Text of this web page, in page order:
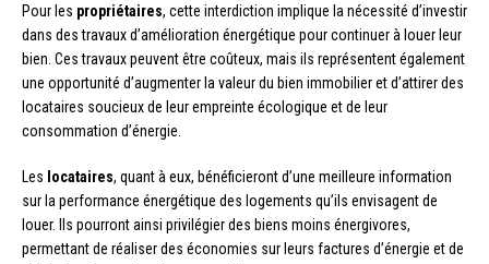
Pour les propriétaires, cette interdiction implique la nécessité d’investir
dans des travaux d’amélioration énergétique pour continuer à louer leur
bien. Ces travaux peuvent être coûteux, mais ils représentent également
une opportunité d’augmenter la valeur du bien immobilier et d’attirer des
locataires soucieux de leur empreinte écologique et de leur
consommation d’énergie.
Les locataires, quant à eux, bénéficieront d’une meilleure information
sur la performance énergétique des logements qu’ils envisagent de
louer. Ils pourront ainsi privilégier des biens moins énergivores,
permettant de réaliser des économies sur leurs factures d’énergie et de